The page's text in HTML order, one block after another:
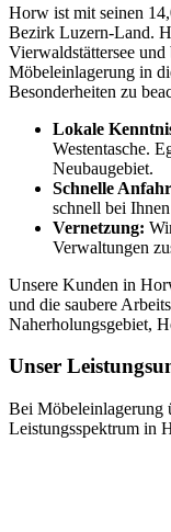
Horw ist mit seinen
Bezirk Luzern-Land.
Vierwaldstättersee
Möbeleinlagerung in
Besonderheiten zu
Lokale
Westentasche.
Neubaugebiet.
Schnelle
schnell bei
Vernetzung:
Verwaltungen
Unsere Kunden in
und die saubere
Naherholungsgebiet,
Unser
Bei Möbeleinlagerung
Leistungsspektrum in